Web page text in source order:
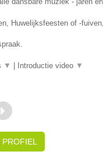
Huwelijksfeesten of -
▼ Introductie video ▼